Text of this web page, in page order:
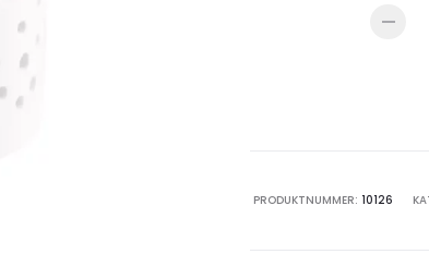
PRODUKTNUMMER: 10126